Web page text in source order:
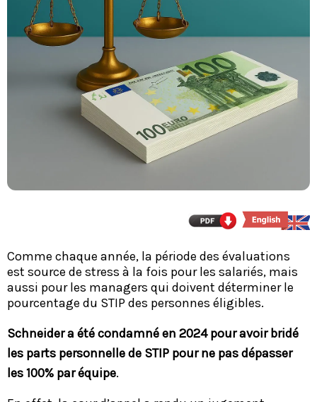
Comme chaque année, la période des évaluations
est source de stress à la fois pour les salariés, mais
aussi pour les managers qui doivent déterminer le
pourcentage du STIP des personnes éligibles.
Schneider a été condamné en 2024 pour avoir bridé
les parts personnelle de STIP pour ne pas dépasser
les 100% par équipe.